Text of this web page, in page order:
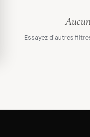
Essayez d'autres